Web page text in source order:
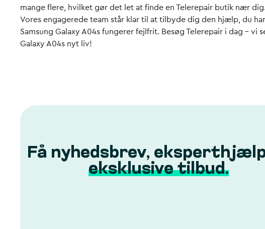
mange flere, hvilket gør det let at finde en Telerepair butik nær dig.
Vores engagerede team står klar til at tilbyde dig den hjælp, du
Samsung Galaxy A04s fungerer fejlfrit. Besøg Telerepair i dag – vi
Galaxy A04s nyt liv!
Få nyhedsbrev,
eksklusive tilbud.